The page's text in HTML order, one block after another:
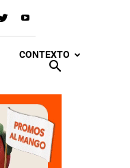
CONTEXTO